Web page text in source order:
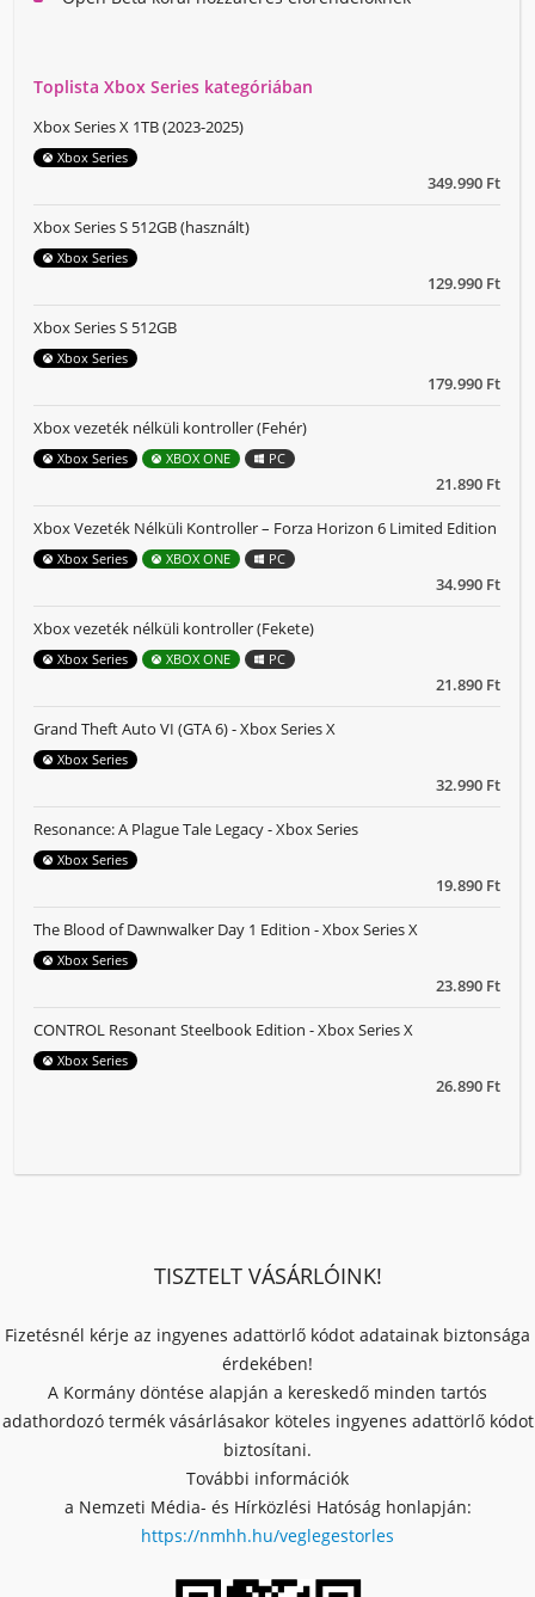
Toplista Xbox Series kategóriában
349.990 Ft
Xbox Series X 1TB (2023-2025)
Xbox Series
129.990 Ft
Xbox Series S 512GB (használt)
Xbox Series
179.990 Ft
Xbox Series S 512GB
Xbox Series
21.890 Ft
Xbox vezeték nélküli kontroller (Fehér)
Xbox Series XBOX ONE PC
34.990 Ft
Xbox Vezeték Nélküli Kontroller – Forza Horizon 6 Limited Edition
Xbox Series XBOX ONE PC
21.890 Ft
Xbox vezeték nélküli kontroller (Fekete)
Xbox Series XBOX ONE PC
32.990 Ft
Grand Theft Auto VI (GTA 6) - Xbox Series X
Xbox Series
19.890 Ft
Resonance: A Plague Tale Legacy - Xbox Series
Xbox Series
23.890 Ft
The Blood of Dawnwalker Day 1 Edition - Xbox Series X
Xbox Series
26.890 Ft
CONTROL Resonant Steelbook Edition - Xbox Series X
Xbox Series
TISZTELT VÁSÁRLÓINK!
Fizetésnél kérje az ingyenes adattörlő kódot adatainak biztonsága
érdekében!
A Kormány döntése alapján a kereskedő minden tartós
adathordozó termék vásárlásakor köteles ingyenes adattörlő kódot
biztosítani.
További információk
a Nemzeti Média- és Hírközlési Hatóság honlapján:
https://nmhh.hu/veglegestorles